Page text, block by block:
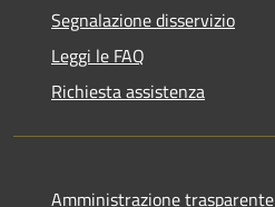
Segnalazione disservizio
Leggi le FAQ
Richiesta assistenza
Amministrazione trasparente